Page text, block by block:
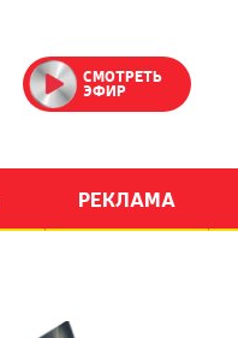
СМОТРЕТЬ
ЭФИР
РЕКЛАМА